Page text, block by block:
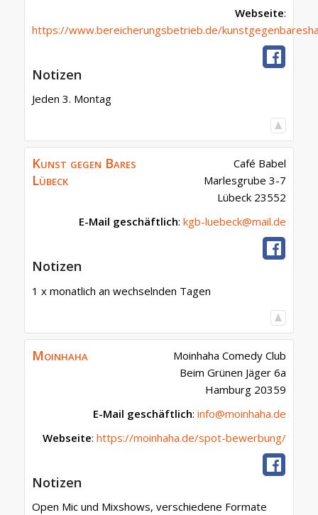
Webseite:
https://www.bereicherungsbetrieb.de/
Notizen
Jeden 3. Montag
Kunst gegen Bares
Lübeck
Café Babel
Marlesgrube 3-7
Lübeck 23552
E-Mail geschäftlich: kgb-luebeck@mail.de
Notizen
1 x monatlich an wechselnden Tagen
Moinhaha
Moinhaha Comedy Club
Beim Grünen Jäger 6a
Hamburg 20359
E-Mail geschäftlich: info@moinhaha.de
Webseite: https://moinhaha.de/spot-bewerbung/
Notizen
Open Mic und Mixshows, verschiedene Formate